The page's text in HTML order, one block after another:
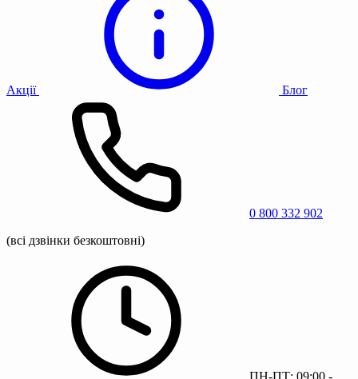
Акції Блог
0 800 332 902
(всі дзвінки безкоштовні)
ПН-ПТ: 09:00 -